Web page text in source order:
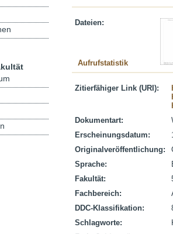
Dateien:
Aufrufstatistik
Zitierfähiger Link (URI):
Dokumentart:
Erscheinungsdatum:
Originalveröffentlichung:
Sprache:
Fakultät:
Fachbereich:
DDC-Klassifikation:
Schlagworte: